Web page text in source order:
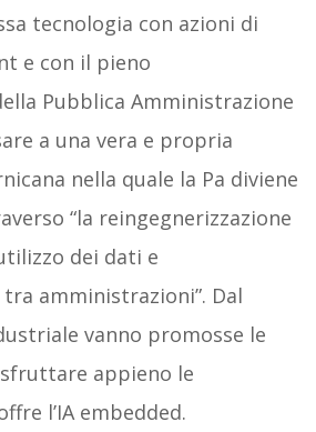
tecnologia con azioni di
e con il pieno
Pubblica Amministrazione
a una vera e propria
nella quale la Pa diviene
“la reingegnerizzazione
dei dati e
amministrazioni”. Dal
vanno promosse le
appieno le
l’IA embedded.